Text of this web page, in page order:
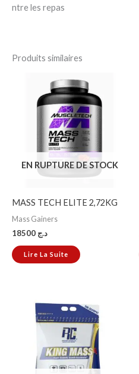
ntre les repas
Produits similaires
EN RUPTURE DE STOCK
MASS TECH ELITE 2,72KG
Mass Gainers
د.ج
Lire La Suite